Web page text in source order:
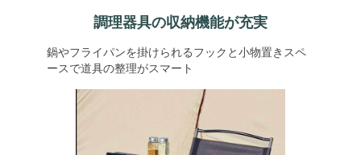
調理器具の収納機能が充実
鍋やフライパンを掛けられるフックと小物置きスペ
ースで道具の整理がスマート